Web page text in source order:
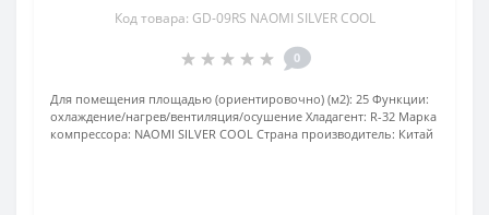
Код товара: GD-09RS NAOMI SILVER COOL
0
Для помещения площадью (ориентировочно) (м2): 25 Функции:
охлаждение/нагрев/вентиляция/осушение Хладагент: R-32 Марка
компрессора: NAOMI SILVER COOL Страна производитель: Китай